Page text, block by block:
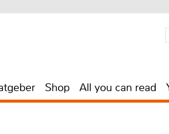
Shop All you can read